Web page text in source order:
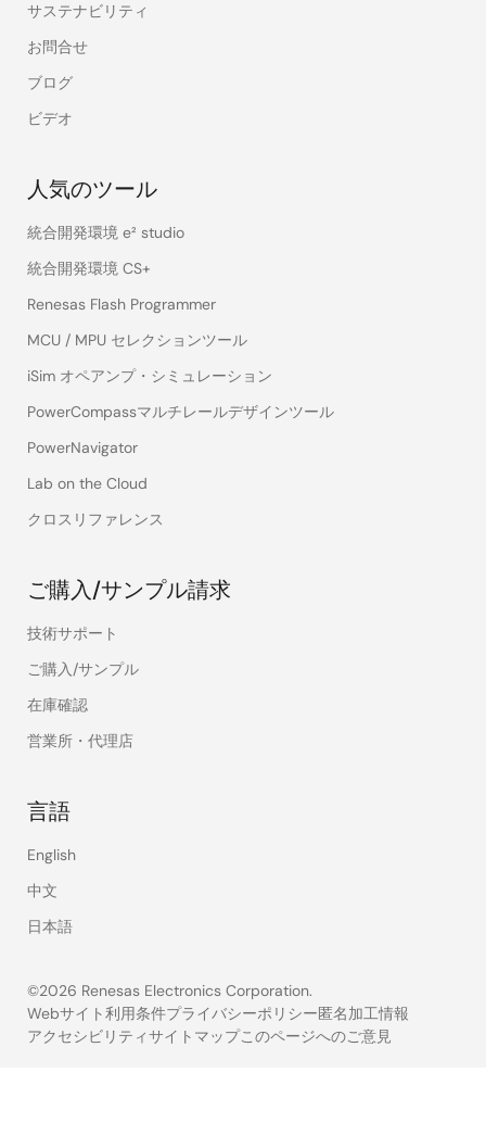
サステナビリティ
お問合せ
ブログ
ビデオ
人気のツール
統合開発環境 e² studio
統合開発環境 CS+
Renesas Flash Programmer
MCU / MPU セレクションツール
iSim オペアンプ・シミュレーション
PowerCompassマルチレールデザインツール
PowerNavigator
Lab on the Cloud
クロスリファレンス
ご購入/サンプル請求
技術サポート
ご購入/サンプル
在庫確認
営業所・代理店
言語
English
中文
日本語
©2026 Renesas Electronics Corporation.
Legal
Webサイト利用条件プライバシーポリシー匿名加工情報
アクセシビリティサイトマップこのページへのご意見